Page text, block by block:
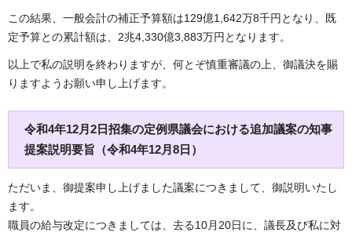
この結果、一般会計の補正予算額は129億1,642万8千円となり、既
定予算との累計額は、2兆4,330億3,883万円となります。
以上で私の説明を終わりますが、何とぞ慎重審議の上、御議決を賜
りますようお願い申し上げます。
令和4年12月2日招集の定例県議会における追加議案の知事
提案説明要旨（令和4年12月8日）
ただいま、御提案申し上げました議案につきまして、御説明いたし
ます。
職員の給与改定につきましては、去る10月20日に、議長及び私に対